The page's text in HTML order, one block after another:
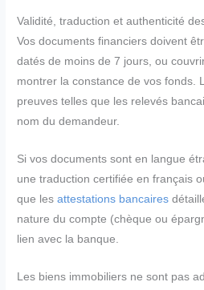
Validité, traduction et authenticité
Vos documents financiers doivent
datés de moins de 7 jours, ou
montrer la constance de vos fonds.
preuves telles que les relevés
nom du demandeur.
Si vos documents sont en langue
une traduction certifiée en français
que lesattestations bancaires
nature du compte (chèque ou
lien avec la banque.
Les biens immobiliers ne sont pas